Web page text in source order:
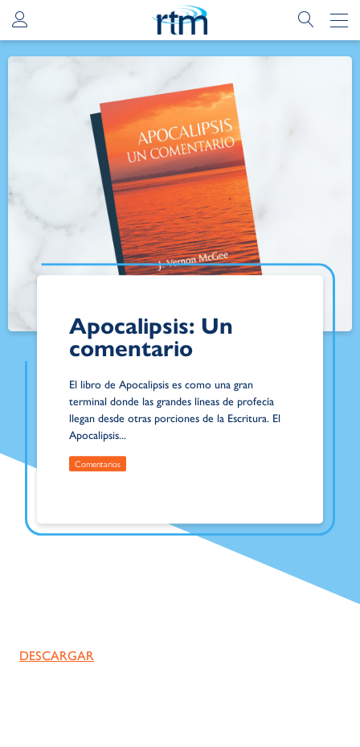
Apocalipsis: Un
comentario
El libro de Apocalipsis es como una gran
terminal donde las grandes líneas de profecía
llegan desde otras porciones de la Escritura. El
Apocalipsis...
Comentarios
DESCARGAR